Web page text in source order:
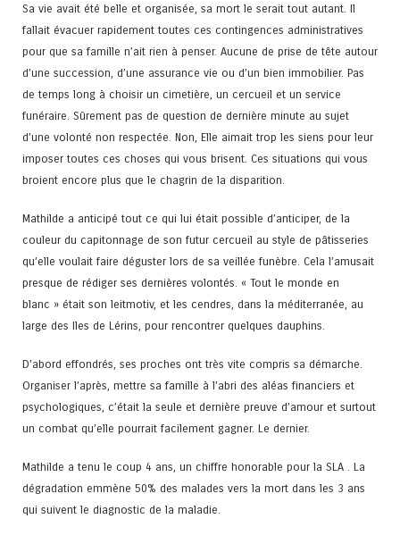
Sa vie avait été belle et organisée, sa mort le serait tout autant. Il
fallait évacuer rapidement toutes ces contingences administratives
pour que sa famille n’ait rien à penser. Aucune de prise de tête autour
d’une succession, d’une assurance vie ou d’un bien immobilier. Pas
de temps long à choisir un cimetière, un cercueil et un service
funéraire. Sûrement pas de question de dernière minute au sujet
d’une volonté non respectée. Non, Elle aimait trop les siens pour leur
imposer toutes ces choses qui vous brisent. Ces situations qui vous
broient encore plus que le chagrin de la disparition.
Mathilde a anticipé tout ce qui lui était possible d’anticiper, de la
couleur du capitonnage de son futur cercueil au style de pâtisseries
qu’elle voulait faire déguster lors de sa veillée funèbre. Cela l’amusait
presque de rédiger ses dernières volontés. « Tout le monde en
blanc » était son leitmotiv, et les cendres, dans la méditerranée, au
large des Iles de Lérins, pour rencontrer quelques dauphins.
D’abord effondrés, ses proches ont très vite compris sa démarche.
Organiser l’après, mettre sa famille à l’abri des aléas financiers et
psychologiques, c’était la seule et dernière preuve d’amour et surtout
un combat qu’elle pourrait facilement gagner. Le dernier.
Mathilde a tenu le coup 4 ans, un chiffre honorable pour la SLA . La
dégradation emmène 50% des malades vers la mort dans les 3 ans
qui suivent le diagnostic de la maladie.